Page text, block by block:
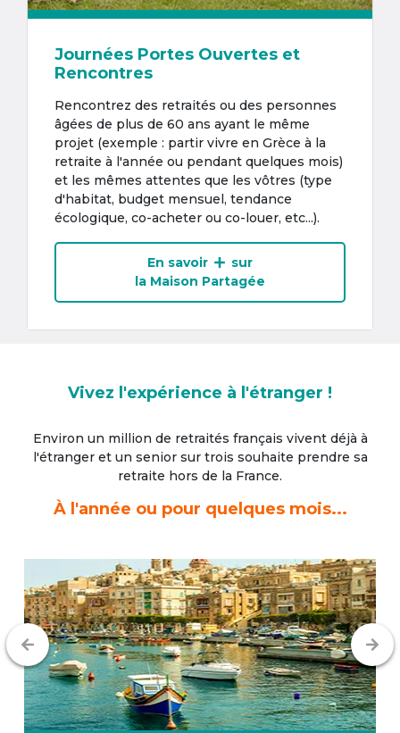
Journées Portes Ouvertes et
Rencontres
Rencontrez des retraités ou des personnes
âgées de plus de 60 ans ayant le même
projet (exemple : partir vivre en Grèce à la
retraite à l'année ou pendant quelques mois)
et les mêmes attentes que les vôtres (type
d'habitat, budget mensuel, tendance
écologique, co-acheter ou co-louer, etc...).
En savoir
sur
la Maison Partagée
Vivez l'expérience à l'étranger !
Environ un million de retraités français vivent déjà à
l'étrangeret un senior sur trois souhaite prendre sa
retraite hors de la France.
À l'année ou pour quelques mois...